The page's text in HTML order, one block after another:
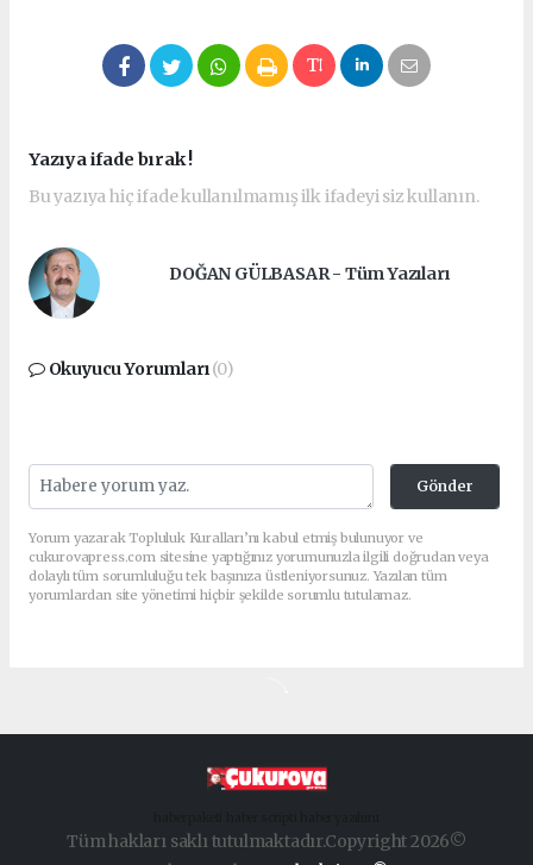
Yazıya ifade bırak !
Bu yazıya hiç ifade kullanılmamış ilk ifadeyi siz kullanın.
DOĞAN GÜLBASAR - Tüm Yazıları
Okuyucu Yorumları(0)
Gönder
Yorum yazarak Topluluk Kuralları’nı kabul etmiş bulunuyor ve
cukurovapress.com sitesine yaptığınız yorumunuzla ilgili doğrudan veya
dolaylı tüm sorumluluğu tek başınıza üstleniyorsunuz. Yazılan tüm
yorumlardan site yönetimi hiçbir şekilde sorumlu tutulamaz.
Tüm hakları saklı tutulmaktadır.Copyright 2026©